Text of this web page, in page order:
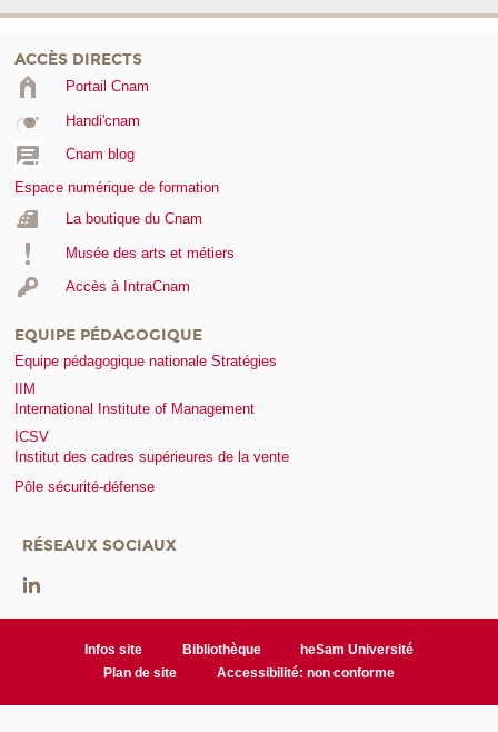
ACCÈS DIRECTS
Portail Cnam
Handi'cnam
Cnam blog
Espace numérique de formation
La boutique du Cnam
Musée des arts et métiers
Accès à IntraCnam
EQUIPE PÉDAGOGIQUE
Equipe pédagogique nationale Stratégies
IIM
International Institute of Management
ICSV
Institut des cadres supérieures de la vente
Pôle sécurité-défense
RÉSEAUX SOCIAUX
Infos site Bibliothèque
heSam Université
Plan de site
Accessibilité: non conforme